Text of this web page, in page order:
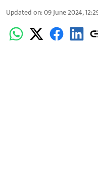
Updated on:09 June 2024,